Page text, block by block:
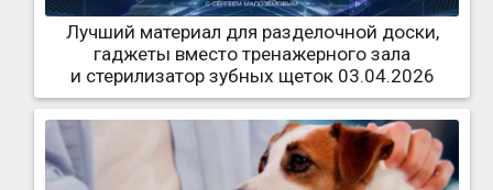
Лучший материал для разделочной доски,
гаджеты вместо тренажерного зала
и стерилизатор зубных щеток 03.04.2026